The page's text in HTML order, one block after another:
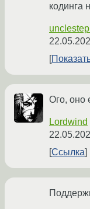
кодинга
Ого, оно
Lordwind
Ссылка